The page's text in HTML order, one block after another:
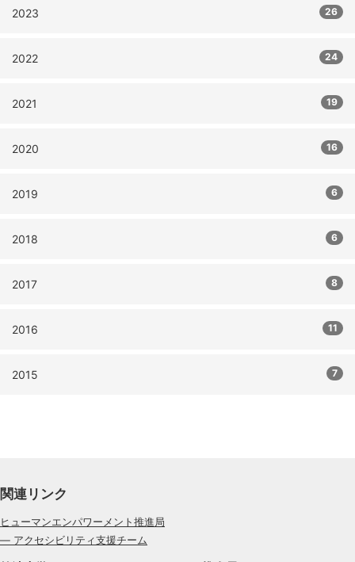
2023 26
2022 24
2021 19
2020 16
2019 6
2018 6
2017 8
2016 11
2015 7
関連リンク
ヒューマンエンパワーメント推進局
— アクセシビリティ支援チーム